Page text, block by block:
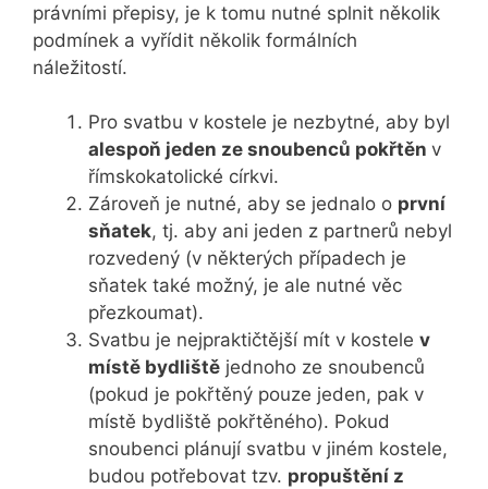
právními přepisy, je k tomu nutné splnit několik
podmínek a vyřídit několik formálních
náležitostí.
Pro svatbu v kostele je nezbytné, aby byl
alespoň jeden ze snoubenců pokřtěn v
římskokatolické církvi.
Zároveň je nutné, aby se jednalo o první
sňatek, tj. aby ani jeden z partnerů nebyl
rozvedený (v některých případech je
sňatek také možný, je ale nutné věc
přezkoumat).
Svatbu je nejpraktičtější mít v kostele v
místě bydliště jednoho ze snoubenců
(pokud je pokřtěný pouze jeden, pak v
místě bydliště pokřtěného). Pokud
snoubenci plánují svatbu v jiném kostele,
budou potřebovat tzv. propuštění z